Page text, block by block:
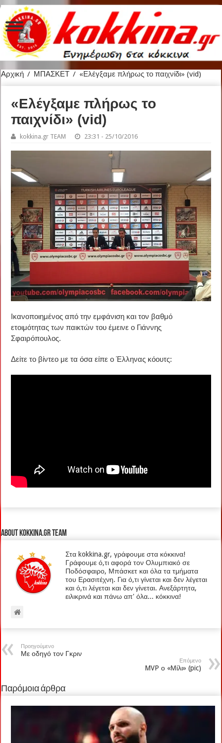
Αρχική / ΜΠΑΣΚΕΤ / «Ελέγξαμε πλήρως το παιχνίδι» (vid)
«Ελέγξαμε πλήρως το
παιχνίδι» (vid)
kokkina.gr TEAM 23:31 - 25/10/2016
Ικανοποιημένος από την εμφάνιση και τον βαθμό
ετοιμότητας των παικτών του έμεινε ο Γιάννης
Σφαιρόπουλος.
Δείτε το βίντεο με τα όσα είπε ο Έλληνας κόουτς:
About kokkina.gr TEAM
Στα kokkina.gr, γράφουμε στα κόκκινα!
Γράφουμε ό,τι αφορά τον Ολυμπιακό σε
Ποδόσφαιρο, Μπάσκετ και όλα τα τμήματα
του Ερασιτέχνη. Για ό,τι γίνεται και δεν λέγεται
και ό,τι λέγεται και δεν γίνεται. Ανεξάρτητα,
ειλικρινά και πάνω απ' όλα... κόκκινα!
Προηγούμενο
Με οδηγό τον Γκριν
Επόμενο
MVP ο «Μίλι» (pic)
Παρόμοια άρθρα